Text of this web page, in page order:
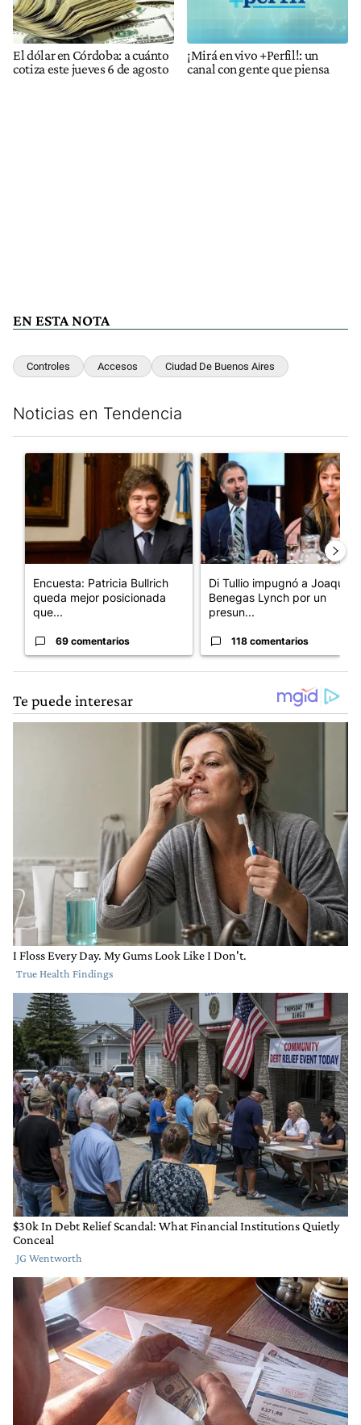
El dólar en Córdoba: a cuánto
cotiza este jueves 6 de agosto
¡Mirá en vivo +Perfil!: un
canal con gente que piensa
EN ESTA NOTA
Controles Accesos Ciudad De Buenos Aires
Noticias en Tendencia
Un artículo de tendencia con el título "Encuesta: Patricia
Encuesta: Patricia Bullrich
queda mejor posicionada
que...
69 comentarios
Un artículo de tendencia con
Di Tullio impugnó a Joaquín
Benegas Lynch por un
presun...
118 comentarios